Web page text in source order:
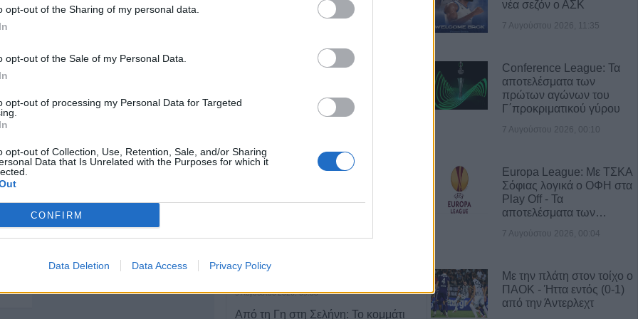
opt-out of the Sharing of my personal data.
opt-out of the Sale of my Personal Data.
opt-out of processing my Personal Data for Targeted
opt-out of Collection, Use, Retention, Sale, and/or Sharing
Data that Is Unrelated with the Purposes for which it
CONFIRM
Data Deletion Data Access Privacy Policy
Χατζημήτρου 43,
2441022720
Ιστοσελίδα
Την Κυριακή 9 Αυγούστου κηδεία
9 Αυγούστου 2026, 11:13
Συλλήψεις σε Λάρισα, Μαγνησία
ησυχίας, παραβάσεις στον
αιγιαλό, ναρκωτικά και οδήγηση
9 Αυγούστου 2026, 10:27
γεννητόρων κυνηγετικού
Μπαλάνου στο Μουζάκι
9 Αυγούστου 2026, 09:38
Από τη Γη στη Σελήνη: Το κομμάτι
νέα σεζόν ο ΑΣΚ
7 Αυγούστου 2026, 11:35
Conference League: Τα
αποτελέσματα των
πρώτων αγώνων του
Γ΄προκριματικού γύρου
7 Αυγούστου 2026, 00:10
Europa League: Με ΤΣΚΑ
Σόφιας λογικά ο ΟΦΗ στα
Play Off - Τα
αποτελέσματα των…
7 Αυγούστου 2026, 00:04
Με την πλάτη στον τοίχο ο
ΠΑΟΚ - Ήττα εντός (0-1)
από την Άντερλεχτ